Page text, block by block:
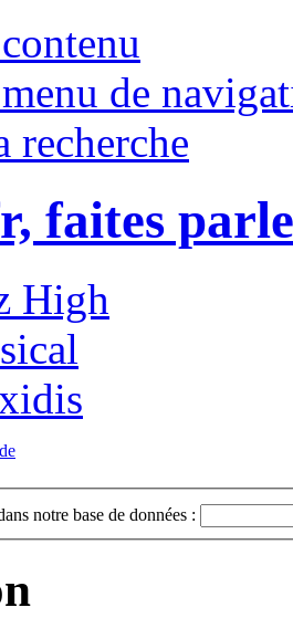
de
recherche
faites
notre base de données :